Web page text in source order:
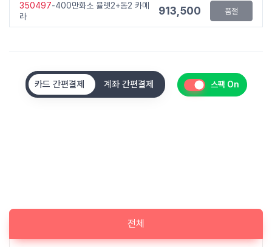
350497-400만화소 뷸렛2+돔2 카메
라
913,500 품절
카드 간편결제 계좌 간편결제 스팩 On
전체